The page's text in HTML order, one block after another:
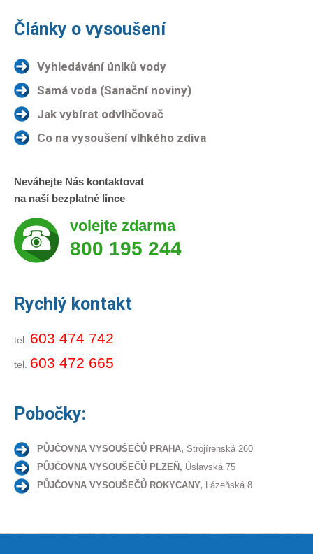
Články o vysoušení
Vyhledávání úniků vody
Samá voda (Sanační noviny)
Jak vybírat odvlhčovač
Co na vysoušení vlhkého zdiva
Neváhejte Nás kontaktovat
na naší bezplatné lince
volejte zdarma
800 195 244
Rychlý kontakt
tel. 603 474 742
tel. 603 472 665
Pobočky:
PŮJČOVNA VYSOUŠEČŮ PRAHA, Strojírenská 260
PŮJČOVNA VYSOUŠEČŮ PLZEŇ, Úslavská 75
PŮJČOVNA VYSOUŠEČŮ ROKYCANY, Lázeňská 8